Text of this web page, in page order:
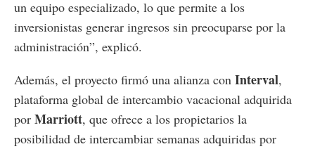
un equipo especializado, lo que permite a los
inversionistas generar ingresos sin preocuparse por la
administración”, explicó.
Además, el proyecto firmó una alianza con Interval,
plataforma global de intercambio vacacional adquirida
por Marriott, que ofrece a los propietarios la
posibilidad de intercambiar semanas adquiridas por